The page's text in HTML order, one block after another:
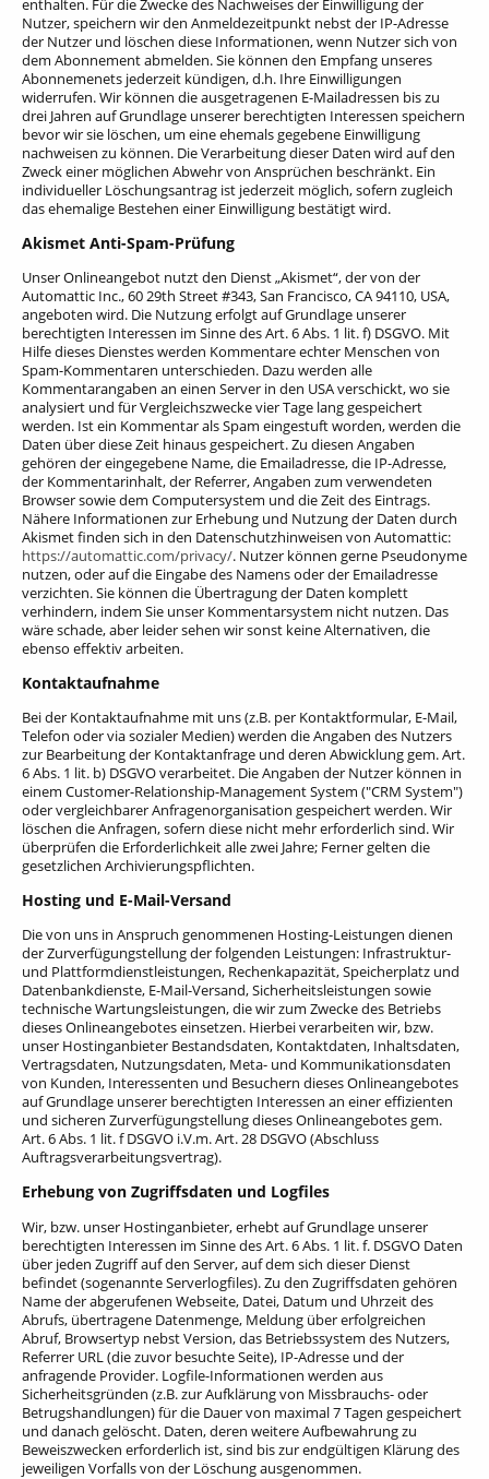
enthalten. Für die Zwecke des Nachweises der Einwilligung der
Nutzer, speichern wir den Anmeldezeitpunkt nebst der IP-Adresse
der Nutzer und löschen diese Informationen, wenn Nutzer sich von
dem Abonnement abmelden.Sie können den Empfang unseres
Abonnemenets jederzeit kündigen, d.h. Ihre Einwilligungen
widerrufen. Wir können die ausgetragenen E-Mailadressen bis zu
drei Jahren auf Grundlage unserer berechtigten Interessen speichern
bevor wir sie löschen, um eine ehemals gegebene Einwilligung
nachweisen zu können. Die Verarbeitung dieser Daten wird auf den
Zweck einer möglichen Abwehr von Ansprüchen beschränkt. Ein
individueller Löschungsantrag ist jederzeit möglich, sofern zugleich
das ehemalige Bestehen einer Einwilligung bestätigt wird.
Akismet Anti-Spam-Prüfung
Unser Onlineangebot nutzt den Dienst „Akismet“, der von der
Automattic Inc., 60 29th Street #343, San Francisco, CA 94110, USA,
angeboten wird. Die Nutzung erfolgt auf Grundlage unserer
berechtigten Interessen im Sinne des Art. 6 Abs. 1 lit. f) DSGVO. Mit
Hilfe dieses Dienstes werden Kommentare echter Menschen von
Spam-Kommentaren unterschieden. Dazu werden alle
Kommentarangaben an einen Server in den USA verschickt, wo sie
analysiert und für Vergleichszwecke vier Tage lang gespeichert
werden. Ist ein Kommentar als Spam eingestuft worden, werden die
Daten über diese Zeit hinaus gespeichert. Zu diesen Angaben
gehören der eingegebene Name, die Emailadresse, die IP-Adresse,
der Kommentarinhalt, der Referrer, Angaben zum verwendeten
Browser sowie dem Computersystem und die Zeit des Eintrags.
Nähere Informationen zur Erhebung und Nutzung der Daten durch
Akismet finden sich in den Datenschutzhinweisen von Automattic:
https://automattic.com/privacy/. Nutzer können gerne Pseudonyme
nutzen, oder auf die Eingabe des Namens oder der Emailadresse
verzichten. Sie können die Übertragung der Daten komplett
verhindern, indem Sie unser Kommentarsystem nicht nutzen. Das
wäre schade, aber leider sehen wir sonst keine Alternativen, die
ebenso effektiv arbeiten.
Kontaktaufnahme
Bei der Kontaktaufnahme mit uns (z.B. per Kontaktformular, E-Mail,
Telefon oder via sozialer Medien) werden die Angaben des Nutzers
zur Bearbeitung der Kontaktanfrage und deren Abwicklung gem. Art.
6 Abs. 1 lit. b) DSGVO verarbeitet. Die Angaben der Nutzer können in
einem Customer-Relationship-Management System ("CRM System")
oder vergleichbarer Anfragenorganisation gespeichert werden.Wir
löschen die Anfragen, sofern diese nicht mehr erforderlich sind. Wir
überprüfen die Erforderlichkeit alle zwei Jahre; Ferner gelten die
gesetzlichen Archivierungspflichten.
Hosting und E-Mail-Versand
Die von uns in Anspruch genommenen Hosting-Leistungen dienen
der Zurverfügungstellung der folgenden Leistungen: Infrastruktur-
und Plattformdienstleistungen, Rechenkapazität, Speicherplatz und
Datenbankdienste, E-Mail-Versand, Sicherheitsleistungen sowie
technische Wartungsleistungen, die wir zum Zwecke des Betriebs
dieses Onlineangebotes einsetzen. Hierbei verarbeiten wir, bzw.
unser Hostinganbieter Bestandsdaten, Kontaktdaten, Inhaltsdaten,
Vertragsdaten, Nutzungsdaten, Meta- und Kommunikationsdaten
von Kunden, Interessenten und Besuchern dieses Onlineangebotes
auf Grundlage unserer berechtigten Interessen an einer effizienten
und sicheren Zurverfügungstellung dieses Onlineangebotes gem.
Art. 6 Abs. 1 lit. f DSGVO i.V.m. Art. 28 DSGVO (Abschluss
Auftragsverarbeitungsvertrag).
Erhebung von Zugriffsdaten und Logfiles
Wir, bzw. unser Hostinganbieter, erhebt auf Grundlage unserer
berechtigten Interessen im Sinne des Art. 6 Abs. 1 lit. f. DSGVO Daten
über jeden Zugriff auf den Server, auf dem sich dieser Dienst
befindet (sogenannte Serverlogfiles). Zu den Zugriffsdaten gehören
Name der abgerufenen Webseite, Datei, Datum und Uhrzeit des
Abrufs, übertragene Datenmenge, Meldung über erfolgreichen
Abruf, Browsertyp nebst Version, das Betriebssystem des Nutzers,
Referrer URL (die zuvor besuchte Seite), IP-Adresse und der
anfragende Provider. Logfile-Informationen werden aus
Sicherheitsgründen (z.B. zur Aufklärung von Missbrauchs- oder
Betrugshandlungen) für die Dauer von maximal 7 Tagen gespeichert
und danach gelöscht. Daten, deren weitere Aufbewahrung zu
Beweiszwecken erforderlich ist, sind bis zur endgültigen Klärung des
jeweiligen Vorfalls von der Löschung ausgenommen.